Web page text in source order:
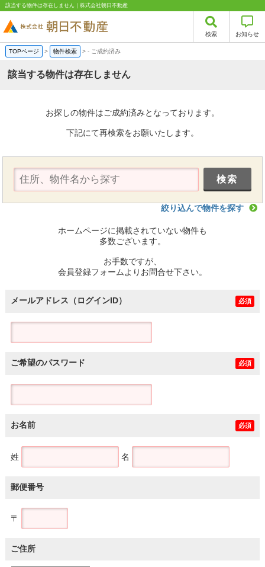
該当する物件は存在しません｜株式会社朝日不動産
検索 お知らせ
TOPページ > 物件検索 >- ご成約済み
該当する物件は存在しません
お探しの物件はご成約済みとなっております。
下記にて再検索をお願いたします。
絞り込んで物件を探す
ホームページに掲載されていない物件も
多数ございます。
お手数ですが、
会員登録フォームよりお問合せ下さい。
メールアドレス（ログインID） 必須
ご希望のパスワード 必須
お名前 必須
姓 名
郵便番号
〒
ご住所